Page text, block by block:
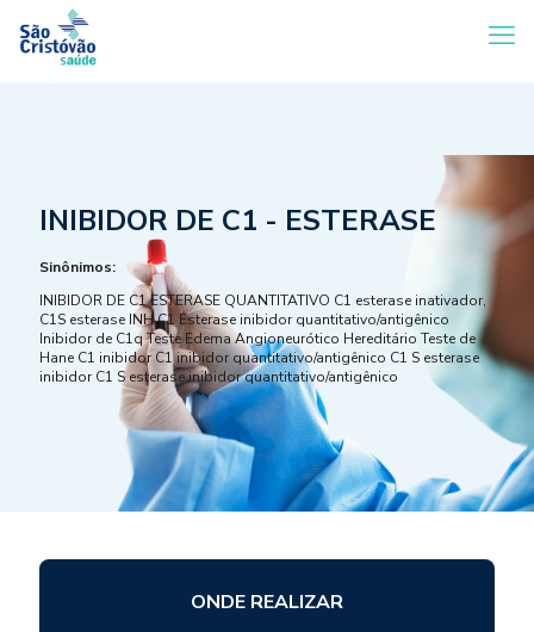
INIBIDOR DE C1 - ESTERASE
Sinônimos:
INIBIDOR DE C1 ESTERASE QUANTITATIVO C1 esterase inativador,
C1S esterase INH C1 Esterase inibidor quantitativo/antigênico
Inibidor de C1q Teste Edema Angioneurótico Hereditário Teste de
Hane C1 inibidor C1 inibidor quantitativo/antigênico C1 S esterase
inibidor C1 S esterase inibidor quantitativo/antigênico
ONDE REALIZAR